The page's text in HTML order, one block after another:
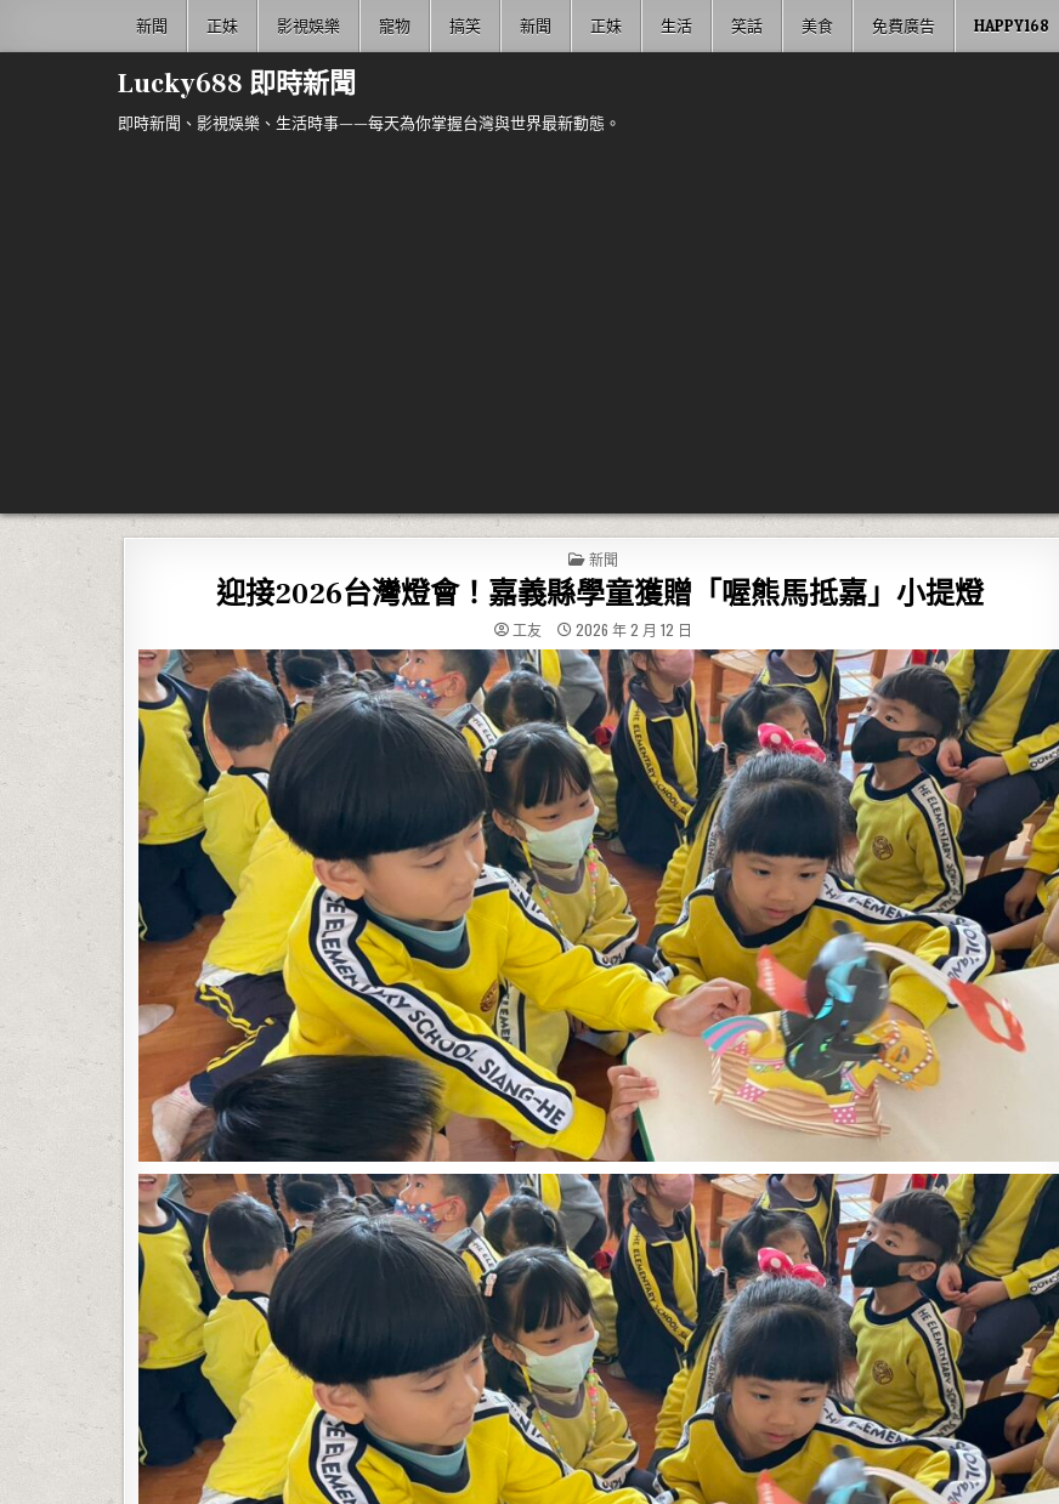
新聞 正妹 影視娛樂 寵物 搞笑 新聞 正妹 生活 笑話 美食 免費廣告 HAPPY168
Lucky688 即時新聞
即時新聞、影視娛樂、生活時事——每天為你掌握台灣與世界最新動態。
POSTED IN
新聞
迎接2026台灣燈會！嘉義縣學童獲贈「喔熊馬抵嘉」小提燈
工友 2026 年 2 月 12 日